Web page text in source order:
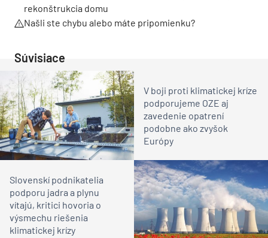
rekonštrukcia domu
Našli ste chybu alebo máte pripomienku?
Súvisiace
V boji proti klimatickej kríze
podporujeme OZE aj
zavedenie opatrení
podobne ako zvyšok
Európy
Slovenskí podnikatelia
podporu jadra a plynu
vítajú, kritici hovoria o
výsmechu riešenia
klimatickej krízy